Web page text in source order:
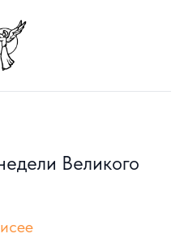
Великого